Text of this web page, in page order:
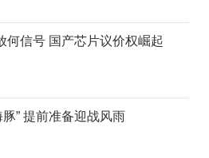
何信号 国产芯片议价权崛起
” 提前准备迎战风雨